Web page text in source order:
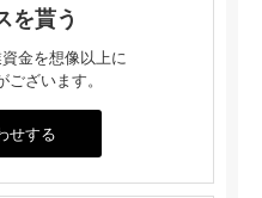
を貰う
金を想像以上に
ざいます。
せする